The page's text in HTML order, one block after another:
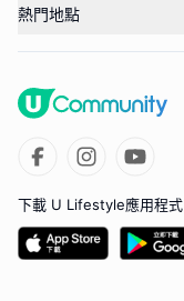
熱門地點
下載 U Lifestyle應用程式